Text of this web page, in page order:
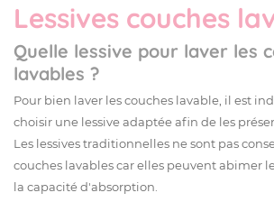
Lessives couches
Quelle lessive pour laver les
lavables ?
Pour bien laver les couches lavable, il est
choisir une lessive adaptée afin de les
Les lessives traditionnelles ne sont pas
couches lavables car elles peuvent abimer
la capacité d'absorption.